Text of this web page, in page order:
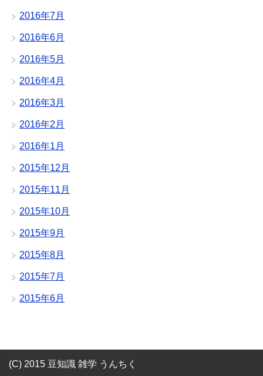
2016年7月
2016年6月
2016年5月
2016年4月
2016年3月
2016年2月
2016年1月
2015年12月
2015年11月
2015年10月
2015年9月
2015年8月
2015年7月
2015年6月
(C) 2015 豆知識 雑学 うんちく